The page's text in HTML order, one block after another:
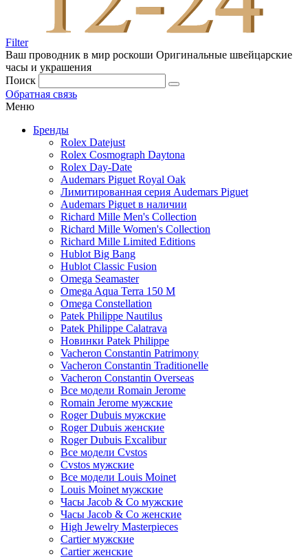
Filter
Ваш проводник в мир роскоши Оригинальные швейцарские
часы и украшения
Поиск
Обратная связь
Меню
Бренды
Rolex Datejust
Rolex Cosmograph Daytona
Rolex Day-Date
Audemars Piguet Royal Oak
Лимитированная серия Audemars Piguet
Audemars Piguet в наличии
Richard Mille Men's Collection
Richard Mille Women's Collection
Richard Mille Limited Editions
Hublot Big Bang
Hublot Classic Fusion
Omega Seamaster
Omega Aqua Terra 150 M
Omega Constellation
Patek Philippe Nautilus
Patek Philippe Calatrava
Новинки Patek Philippe
Vacheron Constantin Patrimony
Vacheron Constantin Traditionelle
Vacheron Constantin Overseas
Все модели Romain Jerome
Romain Jerome мужские
Roger Dubuis мужские
Roger Dubuis женские
Roger Dubuis Excalibur
Все модели Cvstos
Cvstos мужские
Все модели Louis Moinet
Louis Moinet мужские
Часы Jacob & Co мужские
Часы Jacob & Co женские
High Jewelry Masterpieces
Cartier мужские
Cartier женские